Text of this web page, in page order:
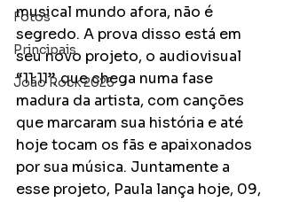
Fotos
Principais
João Rock 2025
musical mundo afora, não é
segredo. A prova disso está em
seu novo projeto, o audiovisual
“11:11”, que chega numa fase
madura da artista, com canções
que marcaram sua história e até
hoje tocam os fãs e apaixonados
por sua música. Juntamente a
esse projeto, Paula lança hoje, 09,